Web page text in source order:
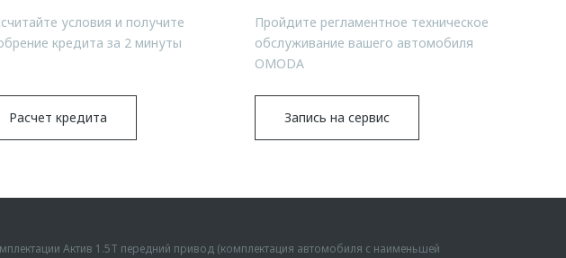
условия и получите
кредита за 2 минуты
Расчет кредита
Пройдите регламентное техническое
обслуживание вашего автомобиля
OMODA
Запись на сервис
Актив 1.5Т передний привод (комплектация автомобиля с наименьшей